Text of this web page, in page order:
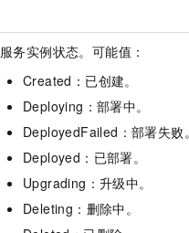
服务实例状态。可能值：
Created：已创建。
Deploying：部署中。
DeployedFailed：部署失败。
Deployed：已部署。
Upgrading：升级中。
Deleting：删除中。